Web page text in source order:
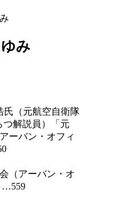
み
氏（元航空自衛隊
つ解説員）「元
ーバン・オフィ
（アーバン・オ
…559